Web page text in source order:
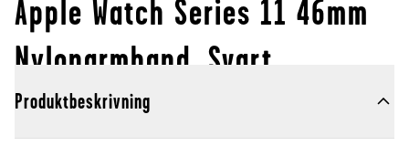
Apple Watch Series 11 46mm
Nylonarmband, Svart
Produktbeskrivning